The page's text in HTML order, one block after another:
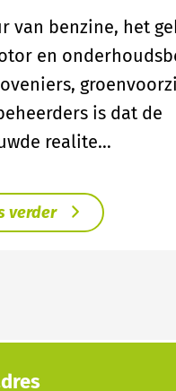
van benzine, het
en
is dat de
realite…
verder